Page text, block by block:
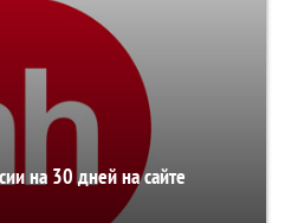
на 30 дней на сайте